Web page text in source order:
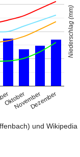
Oktober
NovemberDezember
Niederschlag (mm)
und Wikipedia